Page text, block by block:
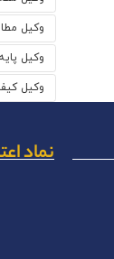
وکیل
وکیل
وکیل
نماد